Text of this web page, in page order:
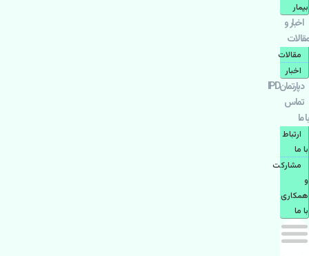
بیمار
اخبار و
مقالات
مقالات
اخبار
دپارتمانIPD
تماس
با ما
ارتباط
با ما
مشاركت
و
همكاری
با ما